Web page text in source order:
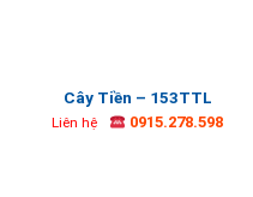
Cây Tiền – 153TTL
Liên hệ 0915.278.598